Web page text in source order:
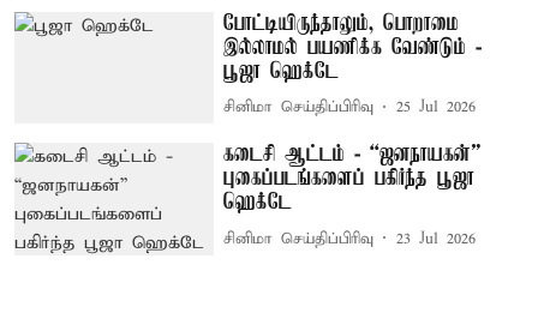
போட்டியிருந்தாலும், பொறாமை
இல்லாமல் பயணிக்க வேண்டும் -
பூஜா ஹெக்டே
சினிமா செய்திப்பிரிவு 25 Jul 2026
கடைசி ஆட்டம் - “ஜனநாயகன்”
புகைப்படங்களைப் பகிர்ந்த பூஜா
ஹெக்டே
சினிமா செய்திப்பிரிவு 23 Jul 2026